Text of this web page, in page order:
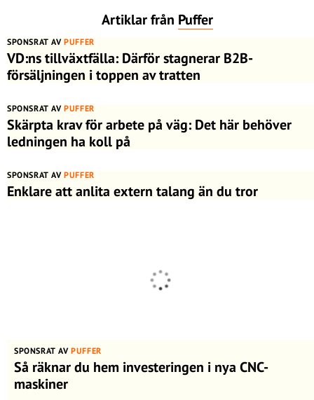
Artiklar från Puffer
SPONSRAT AVPUFFER
VD:ns tillväxtfälla: Därför stagnerar B2B-
försäljningen i toppen av tratten
SPONSRAT AVPUFFER
Skärpta krav för arbete på väg: Det här behöver
ledningen ha koll på
SPONSRAT AVPUFFER
Enklare att anlita extern talang än du tror
SPONSRAT AVPUFFER
Så räknar du hem investeringen i nya CNC-
maskiner